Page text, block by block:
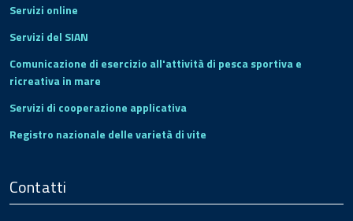
Servizi online
Servizi del SIAN
Comunicazione di esercizio all'attività di pesca sportiva e
ricreativa in mare
Servizi di cooperazione applicativa
Registro nazionale delle varietà di vite
Contatti